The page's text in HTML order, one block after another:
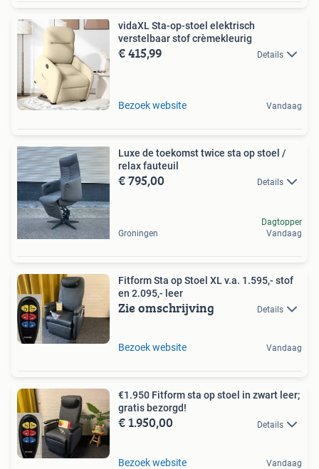
vidaXL Sta-op-stoel elektrisch
verstelbaar stof crèmekleurig
€ 415,99 Details
Bezoek website Vandaag
Luxe de toekomst twice sta op stoel /
relax fauteuil
€ 795,00 Details
Groningen
Dagtopper
Vandaag
Fitform Sta op Stoel XL v.a. 1.595,- stof
en 2.095,- leer
Zie omschrijving Details
Bezoek website Vandaag
€1.950 Fitform sta op stoel in zwart leer;
gratis bezorgd!
€ 1.950,00 Details
Bezoek website Vandaag